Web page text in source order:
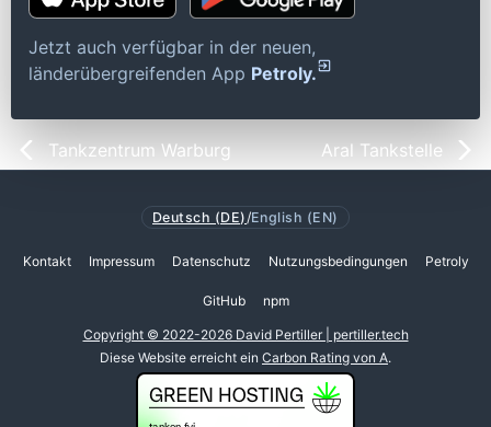
Jetzt auch verfügbar in der neuen,
länderübergreifenden App Petroly.
Tankzentrum Warburg Aral Tankstelle
Deutsch (DE) /English (EN)
Kontakt Impressum Datenschutz Nutzungsbedingungen Petroly
GitHub npm
Copyright © 2022-2026 David Pertiller | pertiller.tech
Diese Website erreicht ein Carbon Rating von A.